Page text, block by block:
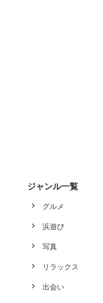
ジャンル一覧
グルメ
浜遊び
写真
リラックス
出会い